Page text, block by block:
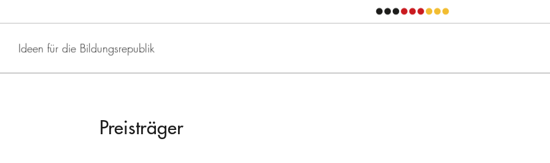
Ideen für die Bildungsrepublik
Preisträger